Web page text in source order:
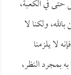
حتى في الكعبة،
ولكنا لا
لا يلزمنا
به بمجرد النظر،